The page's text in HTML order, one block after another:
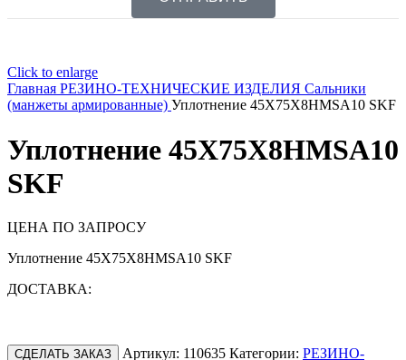
Click to enlarge
Главная РЕЗИНО-ТЕХНИЧЕСКИЕ ИЗДЕЛИЯ Сальники
(манжеты армированные) Уплотнение 45X75X8HMSA10 SKF
Уплотнение 45X75X8HMSA10
SKF
ЦЕНА ПО ЗАПРОСУ
Уплотнение 45X75X8HMSA10 SKF
ДОСТАВКА:
СДЕЛАТЬ ЗАКАЗ Артикул: 110635 Категории: РЕЗИНО-